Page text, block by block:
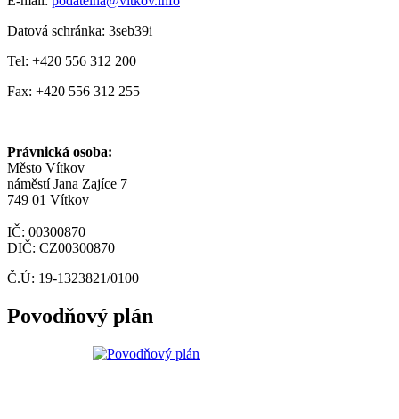
Datová schránka: 3seb39i
Tel: +420 556 312 200
Fax: +420 556 312 255
Právnická osoba:
Město Vítkov
náměstí Jana Zajíce 7
749 01 Vítkov
IČ: 00300870
DIČ: CZ00300870
Č.Ú: 19-1323821/0100
Povodňový plán